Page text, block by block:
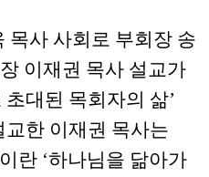
목사 사회로 부회장 송
이재권 목사 설교가
대된 목회자의 삶’
교한 이재권 목사는
란 ‘하나님을 닮아가